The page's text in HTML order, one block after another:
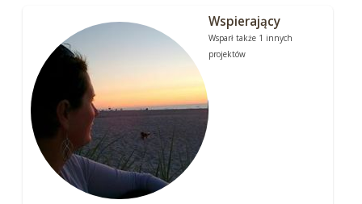
Wspierający
Wsparł także 1 innych
projektów